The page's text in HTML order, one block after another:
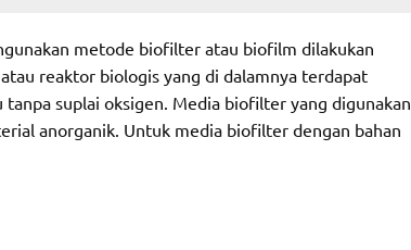
metode biofilter atau biofilm dilakukan
reaktor biologis yang di dalamnya terdapat
suplai oksigen. Media biofilter yang digunakan
anorganik. Untuk media biofilter dengan bahan